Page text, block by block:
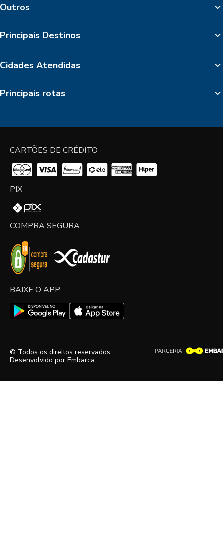
Outros
Principais Destinos
Cidades Atendidas
Principais rotas
CARTÕES DE CRÉDITO
PIX
COMPRA SEGURA
BAIXE O APP
© Todos os direitos reservados.
Desenvolvido por Embarca